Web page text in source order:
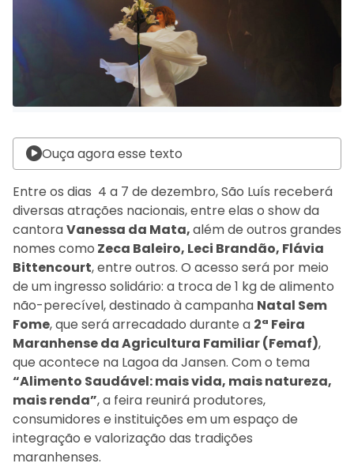
Ouça agora esse texto
Entre os dias 4 a 7 de dezembro, São Luís receberá
diversas atrações nacionais, entre elas o show da
cantoraVanessa da Mata,além de outros grandes
nomes como Zeca Baleiro, Leci Brandão, Flávia
Bittencourt, entre outros. O acesso será por meio
de um ingresso solidário: a troca de 1 kg de alimento
não-perecível, destinado à campanha Natal Sem
Fome, que será arrecadado durante a 2ª Feira
Maranhense da Agricultura Familiar (Femaf),
que acontece na Lagoa da Jansen. Com o tema
“Alimento Saudável: mais vida, mais natureza,
mais renda”, a feira reunirá produtores,
consumidores e instituições em um espaço de
integração e valorização das tradições
maranhenses.